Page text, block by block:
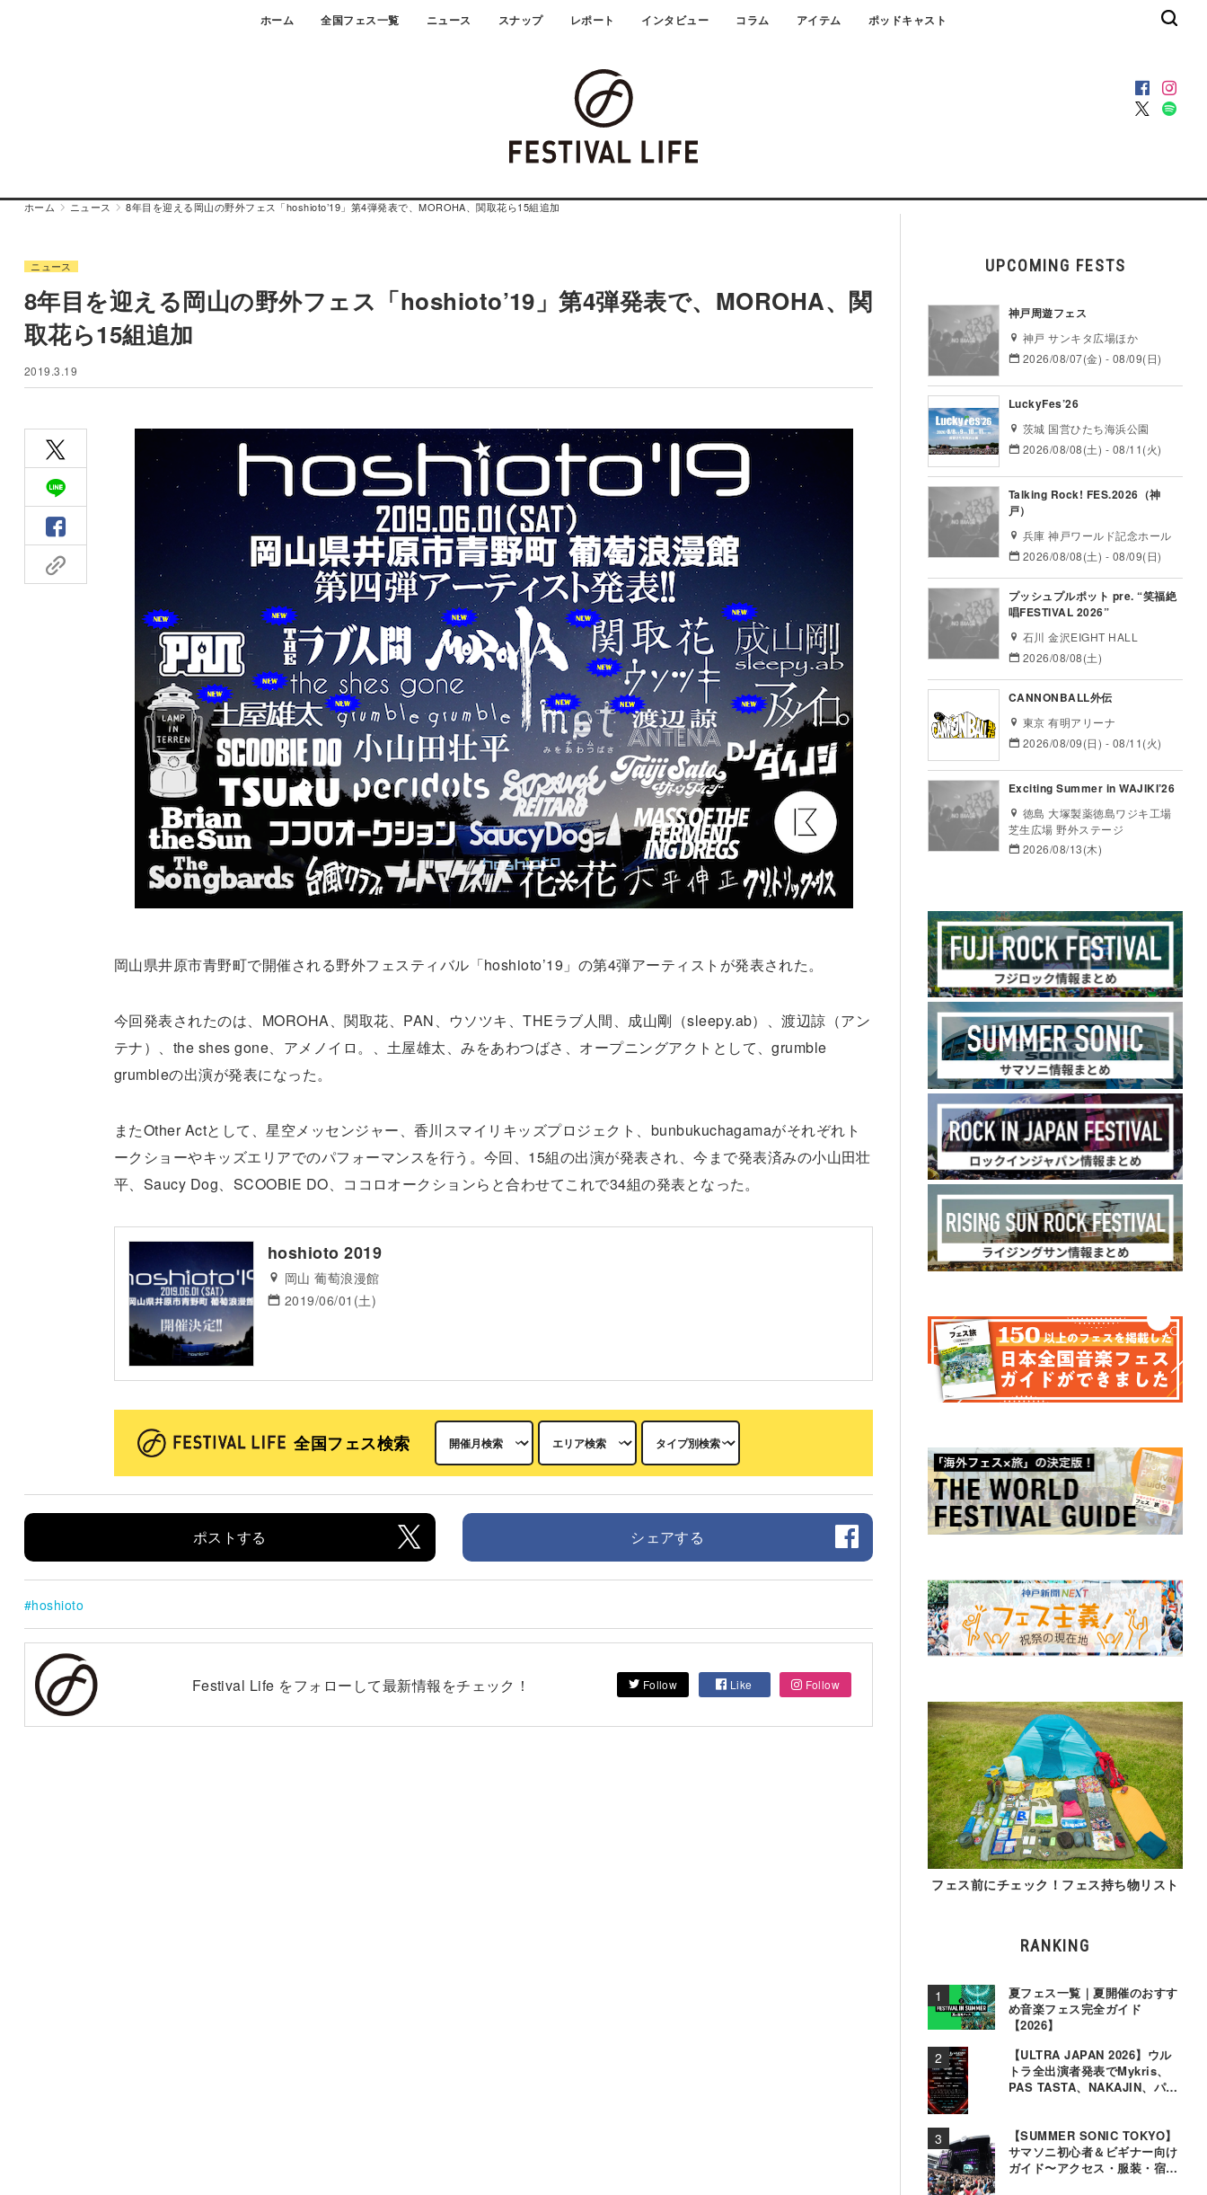
ホーム 全国フェス一覧 ニュース スナップ レポート インタビュー コラム アイテム ポッドキャスト
ホーム ニュース 8年目を迎える岡山の野外フェス「hoshioto’19」第4弾発表で、MOROHA、関取花ら15組追加
ニュース
8年目を迎える岡山の野外フェス「hoshioto’19」第4弾発表で、MOROHA、関
取花ら15組追加
2019.3.19
岡山県井原市青野町で開催される野外フェスティバル「hoshioto’19」の第4弾アーティストが発表された。
今回発表されたのは、MOROHA、関取花、PAN、ウソツキ、THEラブ人間、成山剛（sleepy.ab）、渡辺諒（アン
テナ）、the shes gone、アメノイロ。、土屋雄太、みをあわつばさ、オープニングアクトとして、grumble
grumbleの出演が発表になった。
またOther Actとして、星空メッセンジャー、香川スマイリキッズプロジェクト、bunbukuchagamaがそれぞれト
ークショーやキッズエリアでのパフォーマンスを行う。今回、15組の出演が発表され、今まで発表済みの小山田壮
平、Saucy Dog、SCOOBIE DO、ココロオークションらと合わせてこれで34組の発表となった。
hoshioto 2019
岡山 葡萄浪漫館
2019/06/01(土)
全国フェス検索
ポストする シェアする
hoshioto
Festival Life をフォローして最新情報をチェック！ Follow Like Follow
UPCOMING FESTS
神戸周遊フェス
神戸 サンキタ広場ほか
2026/08/07(金) - 08/09(日)
LuckyFes’26
茨城 国営ひたち海浜公園
2026/08/08(土) - 08/11(火)
Talking Rock! FES.2026（神
戸）
兵庫 神戸ワールド記念ホール
2026/08/08(土) - 08/09(日)
プッシュプルポット pre. “笑福絶
唱FESTIVAL 2026”
石川 金沢EIGHT HALL
2026/08/08(土)
CANNONBALL外伝
東京 有明アリーナ
2026/08/09(日) - 08/11(火)
Exciting Summer in WAJIKI’26
徳島 大塚製薬徳島ワジキ工場
芝生広場 野外ステージ
2026/08/13(木)
フェス前にチェック！フェス持ち物リスト
RANKING
夏フェス一覧｜夏開催のおすす
め音楽フェス完全ガイド
【2026】
【ULTRA JAPAN 2026】ウル
トラ全出演者発表でMykris、
PAS TASTA、NAKAJIN、パソ
【SUMMER SONIC TOKYO】
サマソニ初心者＆ビギナー向け
ガイド〜アクセス・服装・宿泊